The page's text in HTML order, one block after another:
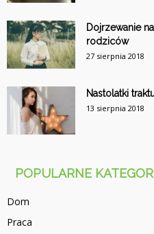
Dojrzewanie
rodziców
27 sierpnia 2018
Nastolatki
13 sierpnia 2018
POPULARNE
Dom
Praca